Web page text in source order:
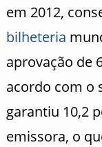
em 2012,
bilheteria
aprovação de
acordo com o
garantiu 10,2
emissora, o